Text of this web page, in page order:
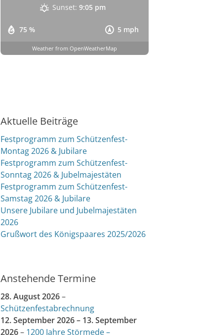
75 % 5 mph
Sunset: 9:05 pm
Weather from OpenWeatherMap
Aktuelle Beiträge
Festprogramm zum Schützenfest-
Montag 2026 & Jubilare
Festprogramm zum Schützenfest-
Sonntag 2026 & Jubelmajestäten
Festprogramm zum Schützenfest-
Samstag 2026 & Jubilare
Unsere Jubilare und Jubelmajestäten
2026
Grußwort des Königspaares 2025/2026
Anstehende Termine
28. August 2026–
Schützenfestabrechnung
12. September 2026– 13. September
2026– 1200 Jahre Störmede –